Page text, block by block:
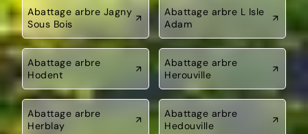
Abattage arbre Jagny
Sous Bois
Abattage arbre L Isle
Adam
Abattage arbre
Hodent
Abattage arbre
Herouville
Abattage arbre
Herblay
Abattage arbre
Hedouville